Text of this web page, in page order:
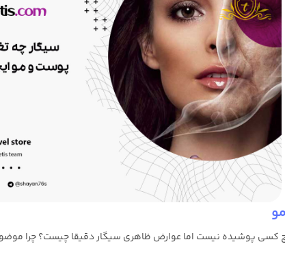
کسی پوشیده نیست اما عوارض ظاهری سیگار دقیقا چیست؟ چرا